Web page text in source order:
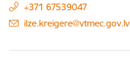
+371 67539047
E-pasts:
ilze.kreigere@vtmec.gov.lv